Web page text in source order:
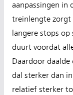
aanpassingen in
treinlengte zorgt
langere stops
duurt voordat
Daardoor
dal sterker dan
relatief sterker